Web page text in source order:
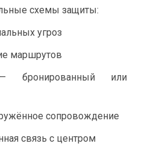
схемы защиты:
угроз
маршрутов
бронированный или
сопровождение
связь с центром